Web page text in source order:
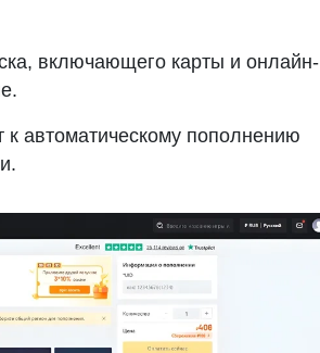
включающего карты и онлайн-
автоматическому пополнению